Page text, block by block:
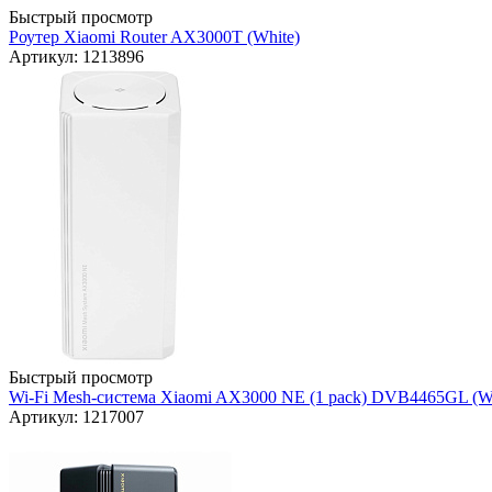
Быстрый просмотр
Роутер Xiaomi Router AX3000T (White)
Артикул: 1213896
Быстрый просмотр
Wi-Fi Mesh-система Xiaomi AX3000 NE (1 pack) DVB4465GL
Артикул: 1217007